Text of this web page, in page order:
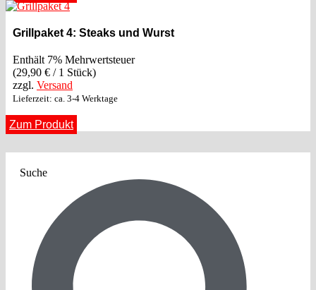
Grillpaket 4: Steaks und Wurst
Enthält 7% Mehrwertsteuer
(29,90 € / 1 Stück)
zzgl. Versand
Lieferzeit: ca. 3-4 Werktage
Zum Produkt
Suche